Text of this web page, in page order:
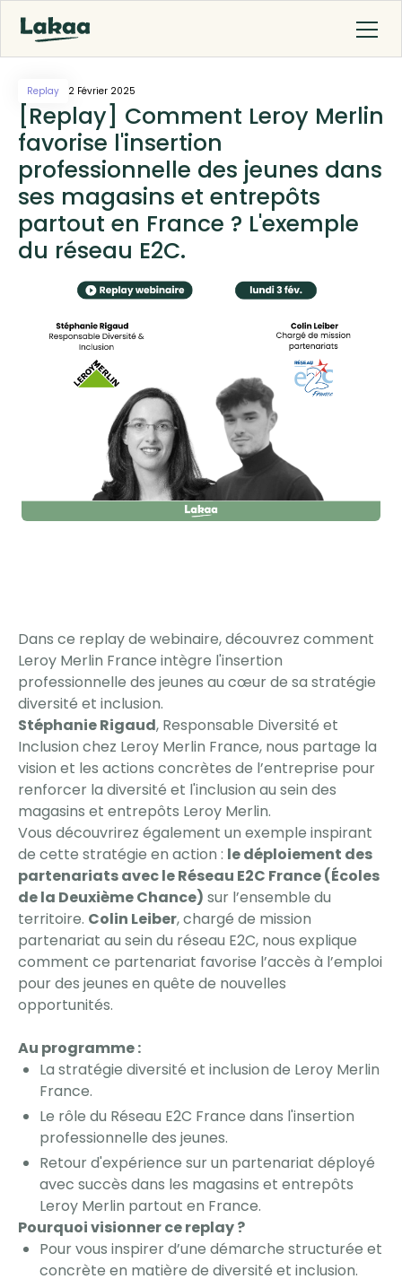
Replay 2 Février 2025
[Replay] Comment Leroy Merlin
favorise l'insertion
professionnelle des jeunes dans
ses magasins et entrepôts
partout en France ? L'exemple
du réseau E2C.
Dans ce replay de webinaire, découvrez comment
Leroy Merlin France intègre l'insertion
professionnelle des jeunes au cœur de sa stratégie
diversité et inclusion.
Stéphanie Rigaud, Responsable Diversité et
Inclusion chez Leroy Merlin France, nous partage la
vision et les actions concrètes de l’entreprise pour
renforcer la diversité et l'inclusion au sein des
magasins et entrepôts Leroy Merlin.
Vous découvrirez également un exemple inspirant
de cette stratégie en action : le déploiement des
partenariats avec le Réseau E2C France (Écoles
de la Deuxième Chance) sur l’ensemble du
territoire. Colin Leiber, chargé de mission
partenariat au sein du réseau E2C, nous explique
comment ce partenariat favorise l’accès à l’emploi
pour des jeunes en quête de nouvelles
opportunités.
Au programme :
La stratégie diversité et inclusion de Leroy Merlin
France.
Le rôle du Réseau E2C France dans l'insertion
professionnelle des jeunes.
Retour d'expérience sur un partenariat déployé
avec succès dans les magasins et entrepôts
Leroy Merlin partout en France.
Pourquoi visionner ce replay ?
Pour vous inspirer d’une démarche structurée et
concrète en matière de diversité et inclusion.